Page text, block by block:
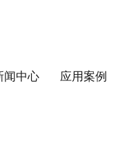
闻中心 应用案例